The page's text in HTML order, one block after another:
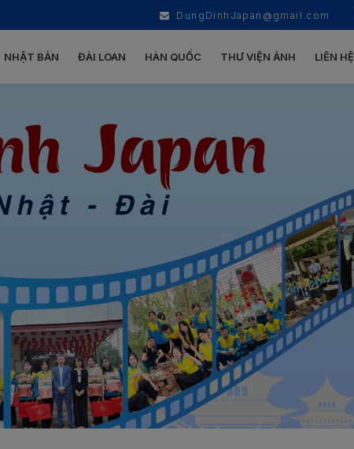
DungDinhJapan@gmail.com
NHẬT BẢN ĐÀI LOAN HÀN QUỐC THƯ VIỆN ẢNH LIÊN HỆ